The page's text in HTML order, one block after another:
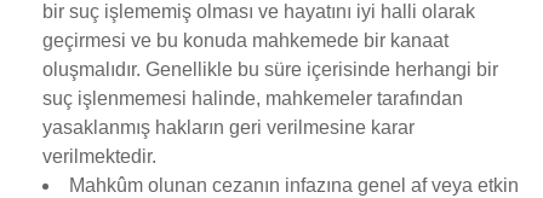
bir suç işlememiş olması ve hayatını iyi halli olarak
geçirmesi ve bu konuda mahkemede bir kanaat
oluşmalıdır. Genellikle bu süre içerisinde herhangi bir
suç işlenmemesi halinde, mahkemeler tarafından
yasaklanmış hakların geri verilmesine karar
verilmektedir.
Mahkûm olunan cezanın infazına genel af veya etkin